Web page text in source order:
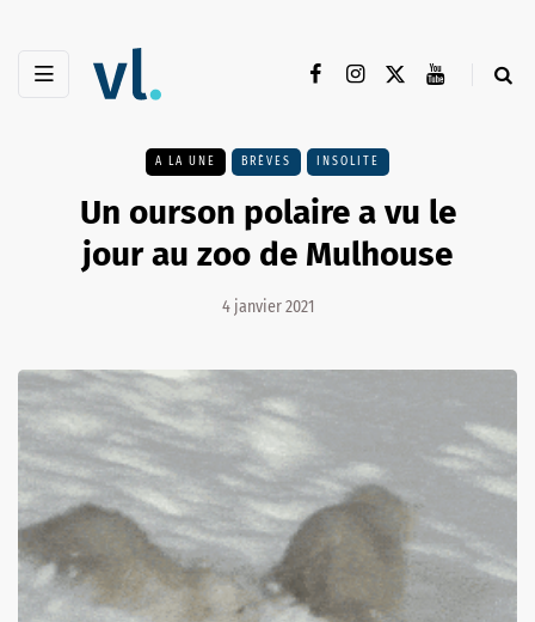
A LA UNE BRÈVES INSOLITE
Un ourson polaire a vu le
jour au zoo de Mulhouse
4 janvier 2021